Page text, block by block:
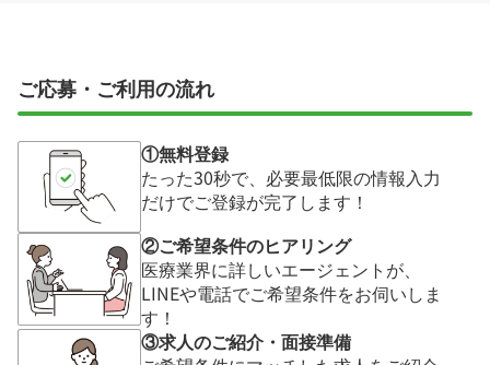
ご応募・ご利用の流れ
①無料登録
たった30秒で、必要最低限の情報入力
だけでご登録が完了します！
②ご希望条件のヒアリング
医療業界に詳しいエージェントが、
LINEや電話でご希望条件をお伺いしま
す！
③求人のご紹介・面接準備